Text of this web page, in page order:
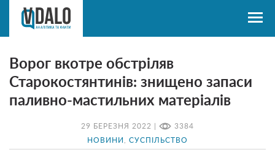
29 БЕРЕЗНЯ 2022 | 3384
НОВИНИ СУСПІЛЬСТВО
Ворог вкотре обстріляв
Старокостянтинів: знищено запаси
паливно-мастильних матеріалів